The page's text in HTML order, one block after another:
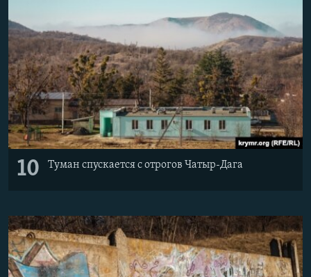
10 Туман спускается с отрогов Чатыр-Дага